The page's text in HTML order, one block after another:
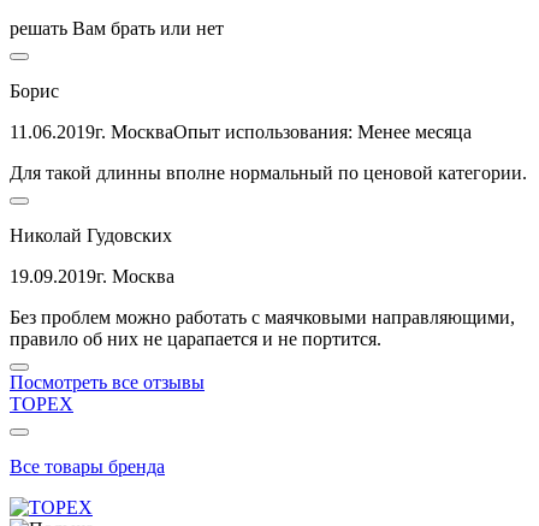
решать Вам брать или нет
Борис
11.06.2019г. МоскваОпыт использования: Менее месяца
Для такой длинны вполне нормальный по ценовой категории.
Николай Гудовских
19.09.2019г. Москва
Без проблем можно работать с маячковыми направляющими,
правило об них не царапается и не портится.
Посмотреть все отзывы
TOPEX
Все товары бренда